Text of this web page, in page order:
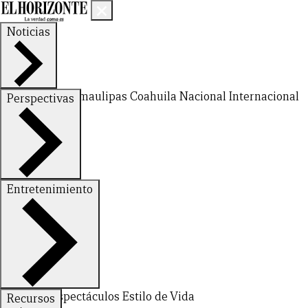
Noticias
Nuevo LeónTamaulipas Coahuila NacionalInternacional
Perspectivas
FinanzasOpinión
Entretenimiento
DeportesEspectáculos Estilo de Vida
Recursos
CERRAR